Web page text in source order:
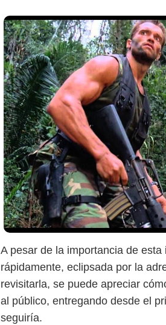
A pesar de la importancia de
rápidamente, eclipsada por la
revisitarla, se puede apreciar
al público, entregando desde el
seguiría.